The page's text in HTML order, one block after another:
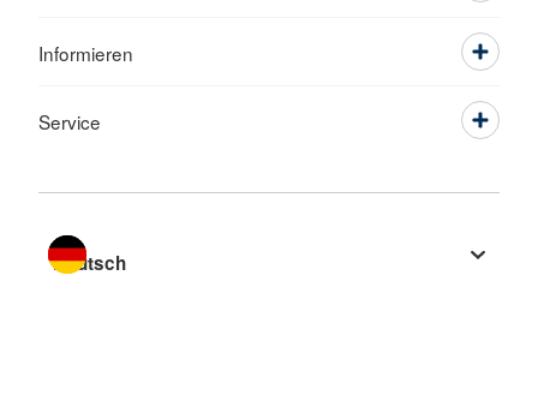
Informieren
Service
Sprache wechseln zu